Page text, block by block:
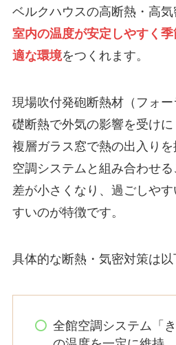
ベルクハウスの高断熱・高気
室内の温度が安定しやすく
適な環境をつくれます。
現場吹付発砲断熱材（フォ
礎断熱で外気の影響を受けに
複層ガラス窓で熱の出入り
空調システムと組み合わせ
差が小さくなり、過ごしや
すいのが特徴です。
具体的な断熱・気密対策は以
全館空調システム「